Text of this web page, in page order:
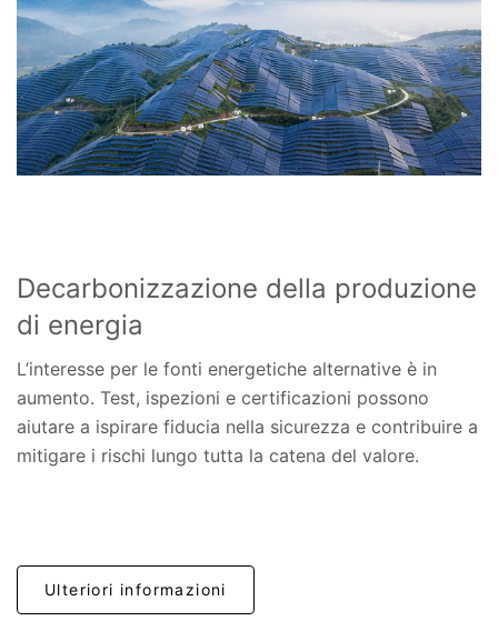
Decarbonizzazione della produzione
di energia
L’interesse per le fonti energetiche alternative è in
aumento. Test, ispezioni e certificazioni possono
aiutare a ispirare fiducia nella sicurezza e contribuire a
mitigare i rischi lungo tutta la catena del valore.
Ulteriori informazioni